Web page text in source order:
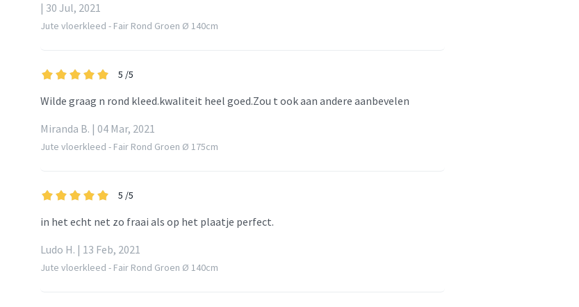
| 30 Jul, 2021
Jute vloerkleed - Fair Rond Groen Ø 140cm
5 /5
Wilde graag n rond kleed.kwaliteit heel goed.Zou t ook aan andere aanbevelen
Miranda B. | 04 Mar, 2021
Jute vloerkleed - Fair Rond Groen Ø 175cm
5 /5
in het echt net zo fraai als op het plaatje perfect.
Ludo H. | 13 Feb, 2021
Jute vloerkleed - Fair Rond Groen Ø 140cm